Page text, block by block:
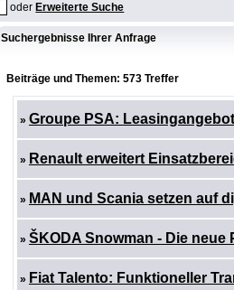
oder Erweiterte Suche
Suchergebnisse Ihrer Anfrage
Beiträge und Themen: 573 Treffer
» Groupe PSA:
» Renault erweitert
» MAN und Scania setzen auf
» ŠKODA Snowman - Die neue
» Fiat Talento: Funktioneller